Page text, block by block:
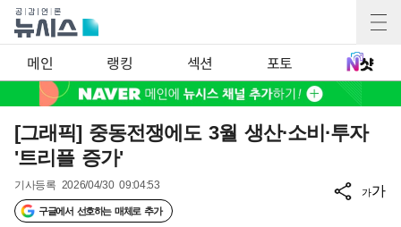
메인 랭킹 섹션 포토
[그래픽] 중동전쟁에도 3월 생산·소비·투자
'트리플 증가'
기사등록 2026/04/30 09:04:53
구글에서 선호하는 매체로 추가
가가